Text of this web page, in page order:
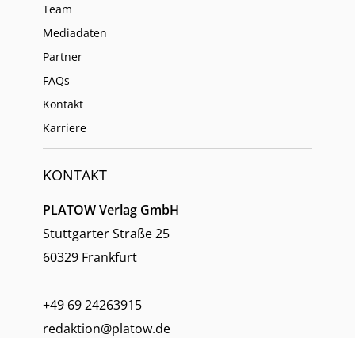
Team
Mediadaten
Partner
FAQs
Kontakt
Karriere
KONTAKT
PLATOW Verlag GmbH
Stuttgarter Straße 25
60329 Frankfurt
+49 69 24263915
redaktion@platow.de